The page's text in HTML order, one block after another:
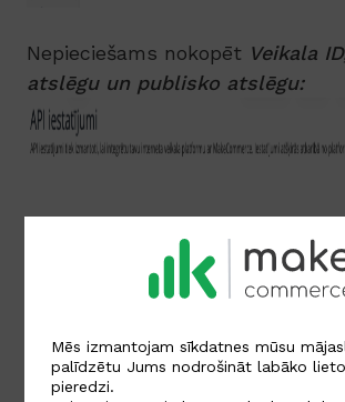
Nepieciešams nokopēt Veikala
atslēgu un publisko atslēgu:
Mēs izmantojam sīkdatnes mūsu
palīdzētu Jums nodrošināt labāko
pieredzi.